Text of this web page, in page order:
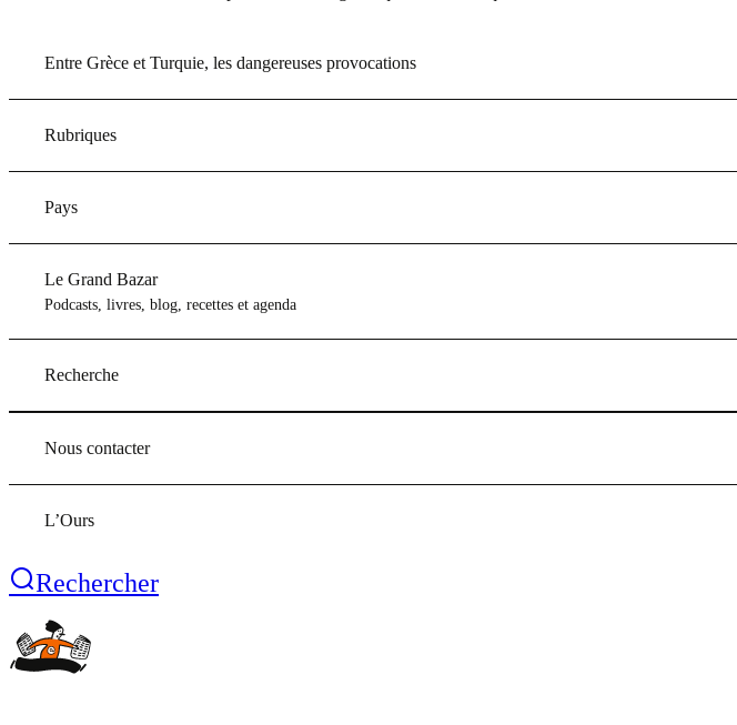
Entre Grèce et Turquie, les dangereuses provocations
Rubriques
Pays
Le Grand Bazar
Podcasts, livres, blog, recettes et agenda
Recherche
Nous contacter
L’Ours
Rechercher